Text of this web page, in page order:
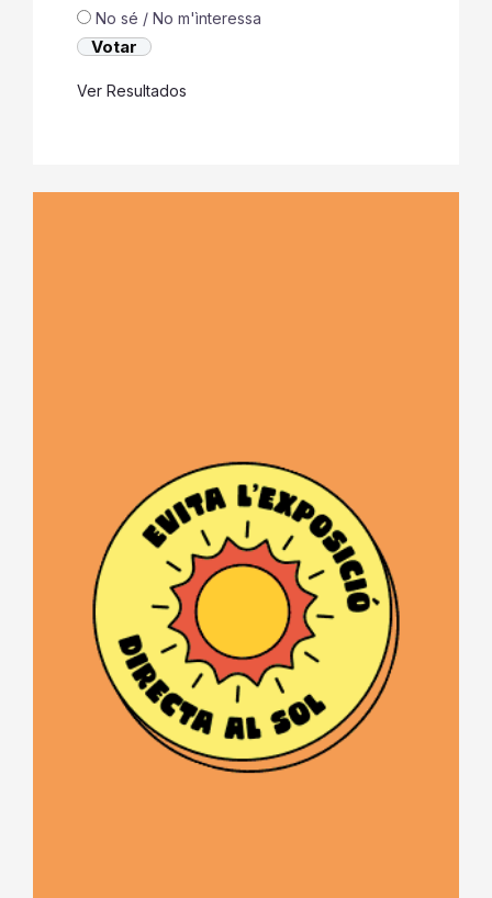
No sé / No m'ìnteressa
Ver Resultados